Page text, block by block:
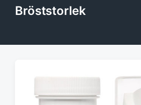
Bröststorlek